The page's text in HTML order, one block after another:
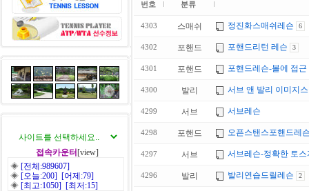
접속카운터 [view]
◈ [전체:989607]
◈ [오늘:200] [어제:79]
◈ [최고:1050] [최저:15]
번호 분류
4303 스매쉬 정진화스매쉬레슨 6
4302 포핸드 포핸드리턴 레슨 3
4301 포핸드 포핸드레슨-볼에 접근
4300 발리 서브 앤 발리 이미지
4299 서브 서브레슨
4298 포핸드 오픈스탠스포핸드레
4297 서브 서브레슨-정확한 토
4296 발리 발리연습드릴레슨 2